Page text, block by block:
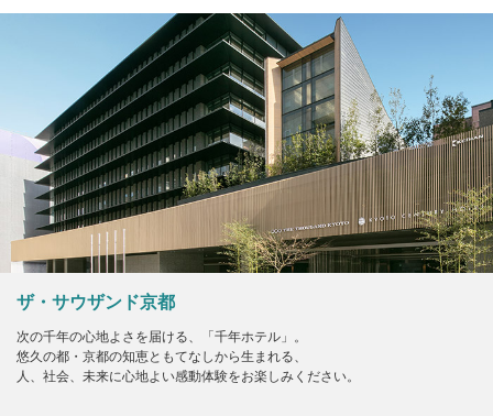
ザ・サウザンド京都
次の千年の心地よさを届ける、「千年ホテル」。
悠久の都・京都の知恵ともてなしから生まれる、
人、社会、未来に心地よい感動体験をお楽しみください。